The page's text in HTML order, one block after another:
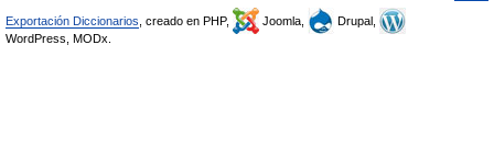
Exportación Diccionarios , creado en PHP, Joomla,
Drupal,
WordPress, MODx.